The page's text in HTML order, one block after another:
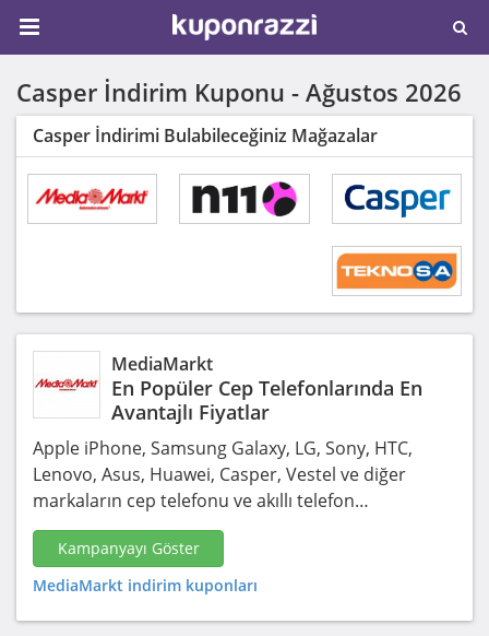
Casper İndirim Kuponu - Ağustos 2026
Casper İndirimi Bulabileceğiniz Mağazalar
MediaMarkt
En Popüler Cep Telefonlarında En
Avantajlı Fiyatlar
Apple iPhone, Samsung Galaxy, LG, Sony, HTC,
Lenovo, Asus, Huawei, Casper, Vestel ve diğer
markaların cep telefonu ve akıllı telefon…
Kampanyayı Göster
MediaMarkt indirim kuponları